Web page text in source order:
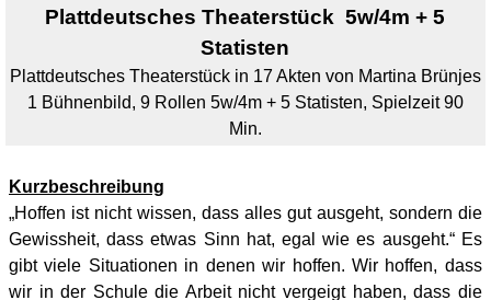
Plattdeutsches Theaterstück 5w/4m + 5
Statisten
Plattdeutsches Theaterstück in 17 Akten von Martina Brünjes
1 Bühnenbild, 9 Rollen 5w/4m + 5 Statisten, Spielzeit 90
Min.
Kurzbeschreibung
„Hoffen ist nicht wissen, dass alles gut ausgeht, sondern die
Gewissheit, dass etwas Sinn hat, egal wie es ausgeht.“ Es
gibt viele Situationen in denen wir hoffen. Wir hoffen, dass
wir in der Schule die Arbeit nicht vergeigt haben, dass die